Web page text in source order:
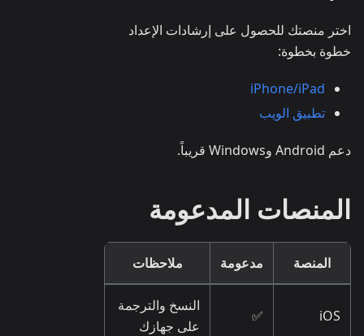
اختر منصتك للحصول على إرشادات الإعداد
خطوة بخطوة:
iPhone/iPad
تطبيق الويب
دعم Android وWindows قريباً.
المنصات المدعومة
المنصة مدعومة ملاحظات
iOS
✅
النسخ والترجمة
على جهازك